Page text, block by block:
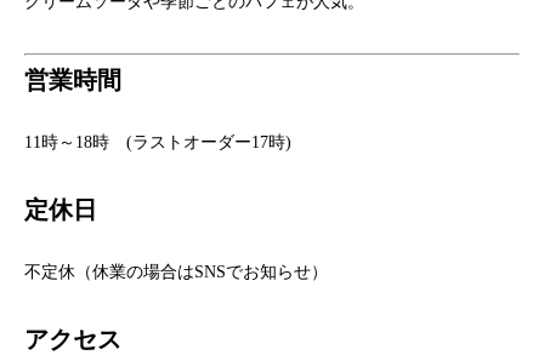
営業時間
11時～18時 (ラストオーダー17時)
定休日
不定休（休業の場合はSNSでお知らせ）
アクセス